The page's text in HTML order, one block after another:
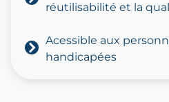
réutilisabilité et la
Acessible aux
handicapées